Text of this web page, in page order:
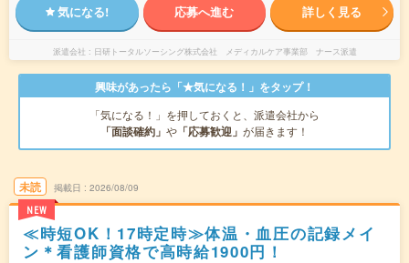
気になる! 応募へ進む 詳しく見る
派遣会社 日研トータルソーシング株式会社 メディカルケア事業部 ナース派遣
興味があったら「★気になる！」をタップ！
「気になる！」を押しておくと、派遣会社から
「面談確約」 や 「応募歓迎」 が届きます！
未読
NEW
掲載日 2026/08/09
≪時短OK！17時定時≫体温・血圧の記録メイ
ン＊看護師資格で高時給1900円！